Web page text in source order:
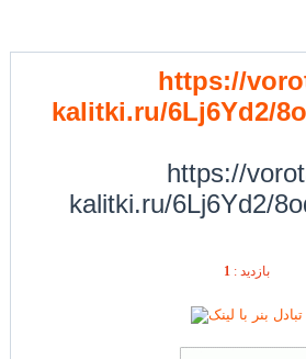
https://
kalitki.ru/6Lj6Yd2/
https://
kalitki.ru/6Lj6Yd2/
بازديد : 1